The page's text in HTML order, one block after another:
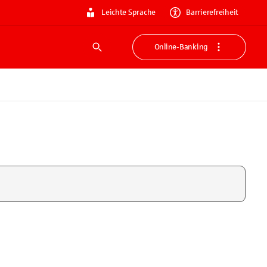
Leichte Sprache Barrierefreiheit
Suche
Online-Banking